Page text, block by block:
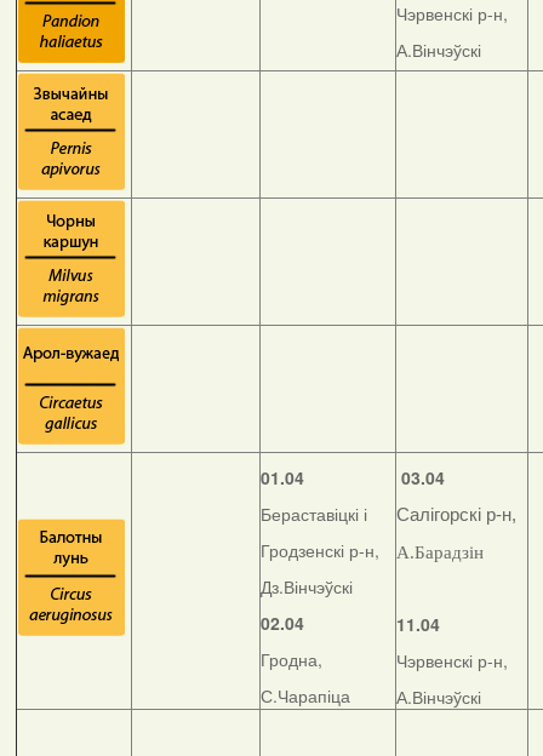
Чэрвенскі р-н,
А.Вінчэўскі
01.04
Бераставіцкі і
Гродзенскі р-н,
Дз.Вінчэўскі
02.04
Гродна,
С.Чарапіца
03.04
Салігорскі р-н,
А.Барадзін
11.04
Чэрвенскі р-н,
А.Вінчэўскі